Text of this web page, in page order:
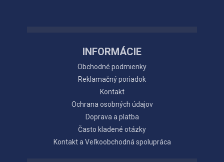
INFORMÁCIE
Obchodné podmienky
Reklamačný poriadok
Kontakt
Ochrana osobných údajov
Doprava a platba
Často kladené otázky
Kontakt a Veľkoobchodná spolupráca